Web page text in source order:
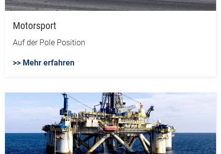
Motorsport
Auf der Pole Position
>> Mehr erfahren